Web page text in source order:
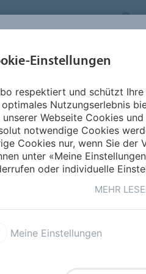
SYSTEMS
EINSATZBEREICHE
Einstellungen
respektiert und schützt
Nutzungserlebnis
unserer Webseite Cookies
notwendige Cookies
Cookies nur, wenn Sie der
unter «Meine
oder individuelle
MEHR
Meine Einstellungen